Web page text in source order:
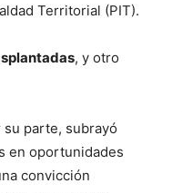
Territorial (PIT).
, y otro
su parte, subrayó
en oportunidades
convicción